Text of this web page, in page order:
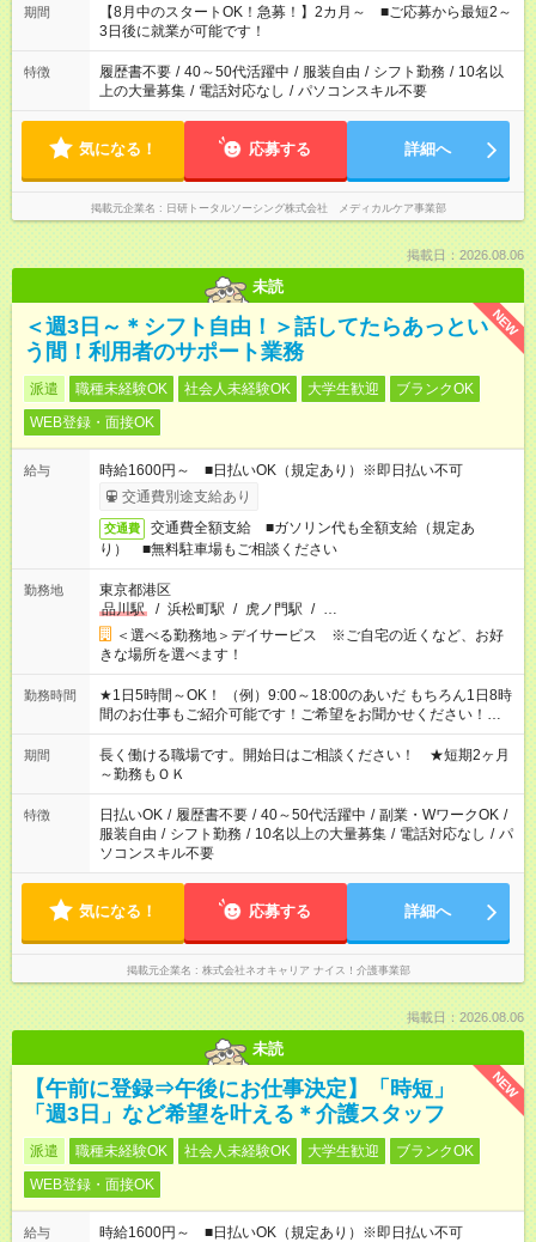
「できれば残業はしたくない」 など、ご希望を教えてください
ね。 ※Wワーク希望の方へ 今ご覧のお仕事で希望する勤務時間
と、もう1つのお仕事の勤務時間。 合計で週40時間を超える場
合は応募できません。
期間
【8月中のスタートOK！急募！】2カ月～ ■ご応募から最短2～
3日後に就業が可能です！
特徴 履歴書不要 / 40～50代活躍中 / 服装自由 / シフト勤務 / 10名以
上の大量募集 / 電話対応なし / パソコンスキル不要
気になる！ 応募する 詳細へ
掲載元企業名 日研トータルソーシング株式会社 メディカルケア事業部
掲載日：2026.08.06
未読
NEW
＜週3日～＊シフト自由！＞話してたらあっとい
う間！利用者のサポート業務
派遣 職種未経験OK 社会人未経験OK 大学生歓迎
ブランクOK
WEB登録・面接OK
給与
時給1600円～ ■日払いOK（規定あり）※即日払い不可
交通費別途支給あり
交通費
交通費全額支給 ■ガソリン代も全額支給（規定あ
り） ■無料駐車場もご相談ください
勤務地
東京都港区
品川駅
/ 浜松町駅 / 虎ノ門駅 / …
＜選べる勤務地＞デイサービス ※ご自宅の近くなど、お好
きな場所を選べます！
勤務時間
★1日5時間～OK！ （例）9:00～18:00のあいだ もちろん1日8時
間のお仕事もご紹介可能です！ご希望をお聞かせください！★家
庭の都合でお休みが必要な場合も遠慮なくご相談ください。 ※
週最低15時間以上の勤務が必要です
期間
長く働ける職場です。開始日はご相談ください！ ★短期2ヶ月
～勤務もＯＫ
特徴 日払いOK / 履歴書不要 / 40～50代活躍中 / 副業・WワークOK /
服装自由 / シフト勤務 / 10名以上の大量募集 / 電話対応なし / パ
ソコンスキル不要
気になる！ 応募する 詳細へ
掲載元企業名 株式会社ネオキャリア ナイス！介護事業部
掲載日：2026.08.06
未読
NEW
【午前に登録⇒午後にお仕事決定】「時短」
「週3日」など希望を叶える＊介護スタッフ
派遣 職種未経験OK 社会人未経験OK 大学生歓迎
ブランクOK
WEB登録・面接OK
給与
時給1600円～ ■日払いOK（規定あり）※即日払い不可